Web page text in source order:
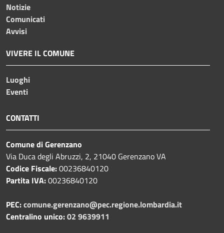
Notizie
Comunicati
Avvisi
VIVERE IL COMUNE
Luoghi
Eventi
CONTATTI
Comune di Gerenzano
Via Duca degli Abruzzi, 2, 21040 Gerenzano VA
Codice Fiscale:00236840120
Partita IVA:00236840120
PEC:comune.gerenzano@pec.regione.lombardia.it
Centralino unico:02 9639911